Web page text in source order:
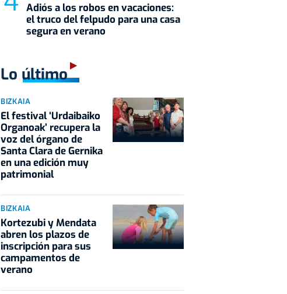
Adiós a los robos en vacaciones:
el truco del felpudo para una casa
segura en verano
Lo último
BIZKAIA
El festival ‘Urdaibaiko
Organoak’ recupera la
voz del órgano de
Santa Clara de Gernika
en una edición muy
patrimonial
BIZKAIA
Kortezubi y Mendata
abren los plazos de
inscripción para sus
campamentos de
verano